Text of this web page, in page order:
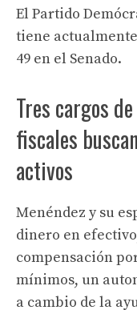
El Partido
tiene
49 en el Senado.
Tres cargos
fiscales
activos
Menéndez y su
dinero en
compensación
mínimos, un
a cambio de la